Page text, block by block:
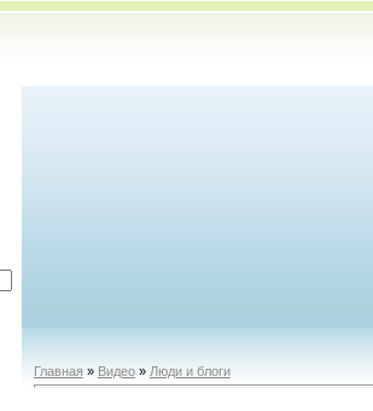
Главная » Видео» Люди и блоги